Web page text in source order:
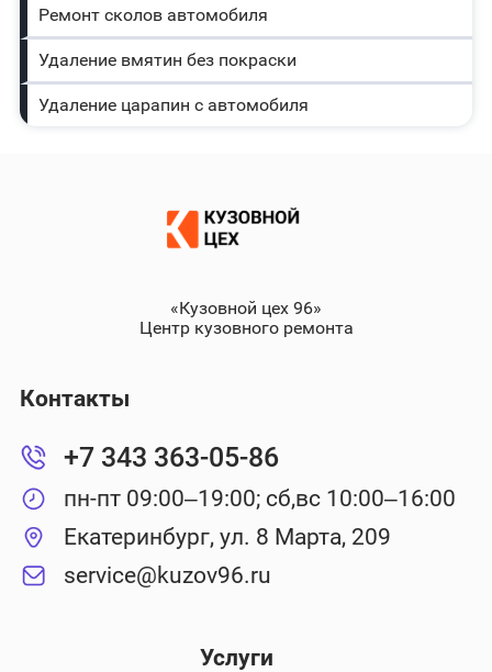
Ремонт сколов автомобиля
Удаление вмятин без покраски
Удаление царапин с автомобиля
«Кузовной цех 96»
Центр кузовного ремонта
Услуги
Контакты
+7 343 363-05-86
пн-пт 09:00–19:00; сб,вс 10:00–16:00
Екатеринбург, ул. 8 Марта, 209
service@kuzov96.ru